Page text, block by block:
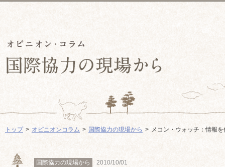
トップ オピニオンコラム 国際協力の現場から メコン・ウォッチ：情報
国際協力の現場から 2010/10/01